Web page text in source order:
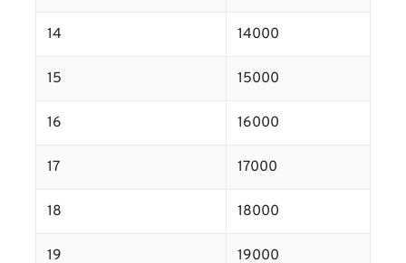
14 14000
15 15000
16 16000
17 17000
18 18000
19 19000